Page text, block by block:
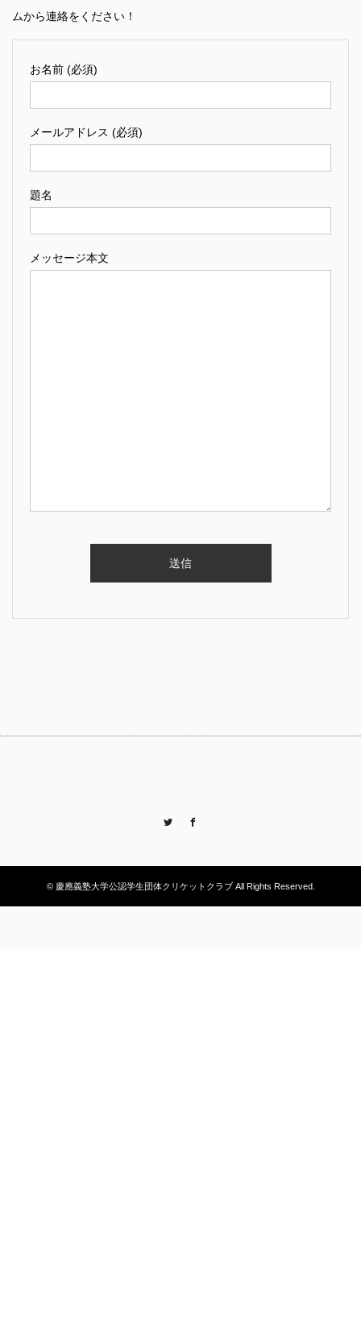
ムから連絡をください！
お名前 (必須)
メールアドレス (必須)
題名
メッセージ本文
Twitter
© 慶應義塾大学公認学生団体クリケットクラブ All Rights Reserved.